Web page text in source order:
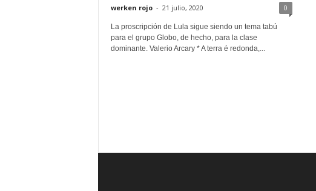
werken rojo - 21 julio, 2020 0
La proscripción de Lula sigue siendo un tema tabú
para el grupo Globo, de hecho, para la clase
dominante. Valerio Arcary * A terra é redonda,...